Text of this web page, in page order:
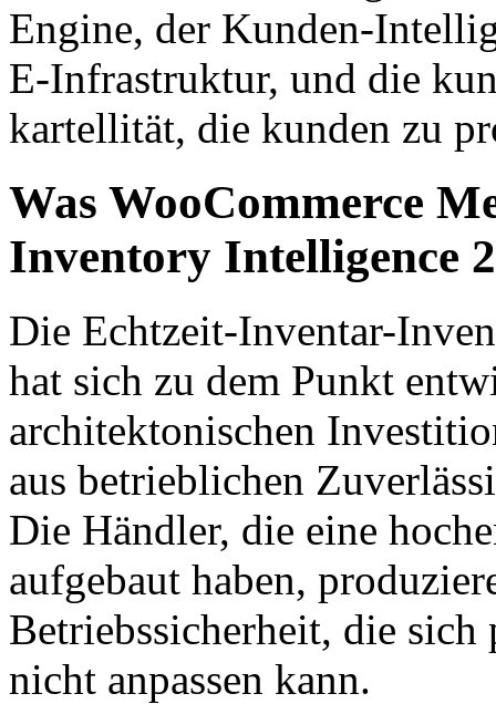
Engine, der Kunden-
E-Infrastruktur, und die
kartellität, die kunden zu
Was WooCommerce
Inventory Intelligence
Die Echtzeit-Inventar-
hat sich zu dem Punkt
architektonischen
aus betrieblichen
Die Händler, die eine
aufgebaut haben,
Betriebssicherheit, die
nicht anpassen kann.